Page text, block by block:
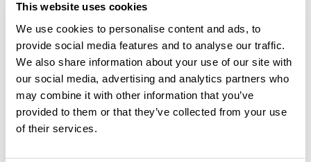
This website uses cookies
We use cookies to personalise content and ads, to
provide social media features and to analyse our traffic.
We also share information about your use of our site with
our social media, advertising and analytics partners who
may combine it with other information that you’ve
provided to them or that they’ve collected from your use
of their services.
Ajouter un avis
Découvrez ce parcours de vélo de 67,8 km à proximité de